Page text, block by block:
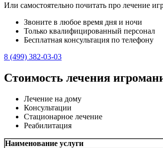
Или самостоятельно почитать про лечение
Звоните в любое время дня и ночи
Только квалифицированный персонал
Бесплатная консультация по телефону
8 (499) 382-03-03
Стоимость лечения
Лечение на дому
Консультации
Стационарное лечение
Реабилитация
Наименование услуги